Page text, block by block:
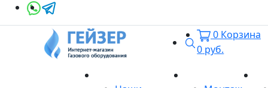
Поиск
0 Корзина
0 руб.